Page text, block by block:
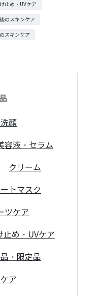
止め・UVケア
のスキンケア
スキンケア
顔
容液・セラム
クリーム
トマスク
ツケア
止め・UVケア
・限定品
ア